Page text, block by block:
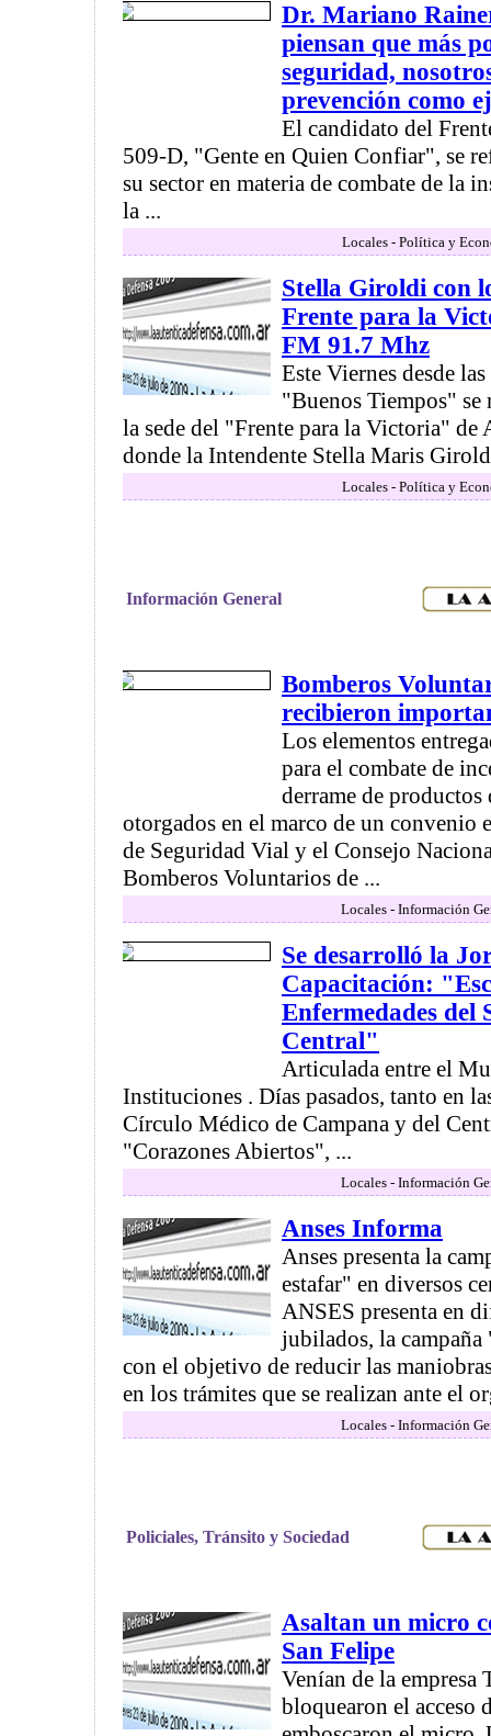
Dr. Mariano
piensan que más
seguridad,
prevención como
El candidato del
509-D, "Gente en Quien Confiar", se
su sector en materia de combate de la
la ...
Locales - Política y
Stella Giroldi con
Frente para la
FM 91.7 Mhz
Este Viernes desde
"Buenos Tiempos"
la sede del "Frente para la Victoria" de
donde la Intendente Stella Maris
Locales - Política y
Información General
Bomberos
recibieron
Los elementos
para el combate de
derrame de
otorgados en el marco de un convenio
de Seguridad Vial y el Consejo
Bomberos Voluntarios de ...
Locales - Información
Se desarrolló la
Capacitación:
Enfermedades del
Central"
Articulada entre el
Instituciones . Días pasados, tanto en
Círculo Médico de Campana y del
"Corazones Abiertos", ...
Locales - Información
Anses Informa
Anses presenta la
estafar" en diversos
ANSES presenta en
jubilados, la campaña
con el objetivo de reducir las
en los trámites que se realizan ante el
Locales - Información
Policiales, Tránsito y Sociedad
Asaltan un micro
San Felipe
Venían de la empresa
bloquearon el acceso